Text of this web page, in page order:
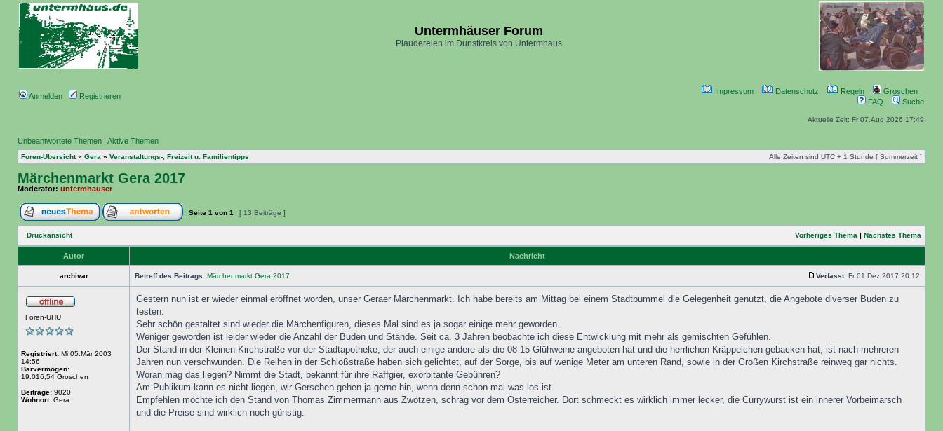
Untermhäuser Forum
Plaudereien im Dunstkreis von Untermhaus
Anmelden Registrieren
Impressum Datenschutz Regeln
Groschen
FAQ
Suche
Aktuelle Zeit: Fr 07.Aug 2026 17:49
Unbeantwortete Themen | Aktive Themen
Foren-Übersicht» Gera » Veranstaltungs-, Freizeit u. Familientipps Alle Zeiten sind UTC + 1 Stunde [ Sommerzeit ]
Märchenmarkt Gera 2017
Moderator: untermhäuser
Seite 1 von 1 [ 13 Beiträge ]
Druckansicht Vorheriges Thema | Nächstes Thema
Autor Nachricht
archivar Betreff des Beitrags: Märchenmarkt Gera 2017 Verfasst: Fr 01.Dez 2017 20:12
Foren-UHU
Registriert: Mi 05.Mär 2003
14:56
Barvermögen:
19.016,54 Groschen
Beiträge: 9020
Wohnort: Gera
Gestern nun ist er wieder einmal eröffnet worden, unser Geraer Märchenmarkt. Ich habe bereits am Mittag bei einem Stadtbummel die Gelegenheit genutzt, die Angebote diverser Buden zu
testen.
Sehr schön gestaltet sind wieder die Märchenfiguren, dieses Mal sind es ja sogar einige mehr geworden.
Weniger geworden ist leider wieder die Anzahl der Buden und Stände. Seit ca. 3 Jahren beobachte ich diese Entwicklung mit mehr als gemischten Gefühlen.
Der Stand in der Kleinen Kirchstraße vor der Stadtapotheke, der auch einige andere als die 08-15 Glühweine angeboten hat und die herrlichen Kräppelchen gebacken hat, ist nach mehreren
Jahren nun verschwunden. Die Reihen in der Schloßstraße haben sich gelichtet, auf der Sorge, bis auf wenige Meter am unteren Rand, sowie in der Großen Kirchstraße reinweg gar nichts.
Woran mag das liegen? Nimmt die Stadt, bekannt für ihre Raffgier, exorbitante Gebühren?
Am Publikum kann es nicht liegen, wir Gerschen gehen ja gerne hin, wenn denn schon mal was los ist.
Empfehlen möchte ich den Stand von Thomas Zimmermann aus Zwötzen, schräg vor dem Österreicher. Dort schmeckt es wirklich immer lecker, die Currywurst ist ein innerer Vorbeimarsch
und die Preise sind wirklich noch günstig.